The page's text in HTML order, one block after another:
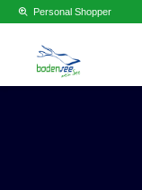
Personal Shopper